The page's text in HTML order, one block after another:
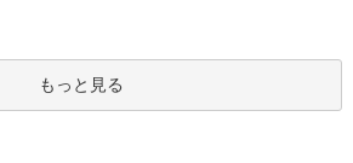
もっと見る